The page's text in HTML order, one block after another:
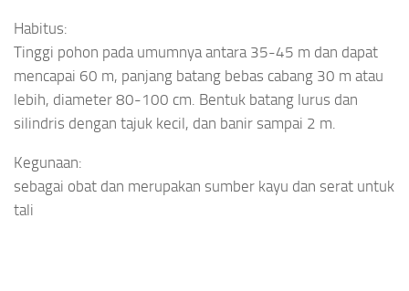
Habitus:
Tinggi pohon pada umumnya antara 35-45 m dan dapat
mencapai 60 m, panjang batang bebas cabang 30 m atau
lebih, diameter 80-100 cm. Bentuk batang lurus dan
silindris dengan tajuk kecil, dan banir sampai 2 m.
Kegunaan:
sebagai obat dan merupakan sumber kayu dan serat untuk
tali